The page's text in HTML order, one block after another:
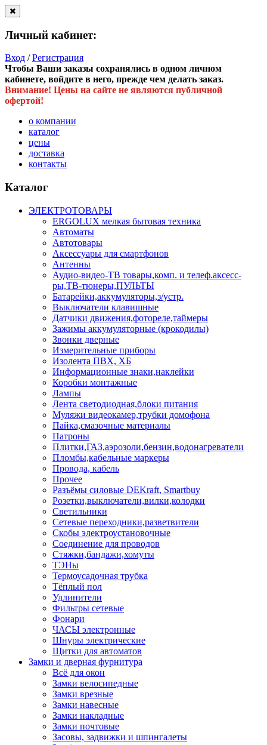
Личный кабинет:
Вход /Регистрация
Чтобы Ваши заказы сохранялись в одном личном
кабинете, войдите в него, прежде чем делать заказ.
Внимание! Цены на сайте не являются публичной
офертой!
о компании
каталог
цены
доставка
контакты
Каталог
ЭЛЕКТРОТОВАРЫ
ERGOLUX мелкая бытовая техника
Автоматы
Автотовары
Аксессуары для смартфонов
Антенны
Аудио-видео-ТВ товары,комп. и телеф.аксесс-
ры,ТВ-тюнеры,ПУЛЬТЫ
Батарейки,аккумуляторы,з/устр.
Выключатели клавишные
Датчики движения,фотореле,таймеры
Зажимы аккумуляторные (крокодилы)
Звонки дверные
Измерительные приборы
Изолента ПВХ, ХБ
Информационные знаки,наклейки
Коробки монтажные
Лампы
Лента светодиодная,блоки питания
Муляжи видеокамер,трубки домофона
Пайка,смазочные материалы
Патроны
Плитки,ГАЗ,аэрозоли,бензин,водонагреватели
Пломбы,кабельные маркеры
Провода, кабель
Прочее
Разъёмы силовые DEKraft, Smartbuy
Розетки,выключатели,вилки,колодки
Светильники
Сетевые переходники,разветвители
Скобы электроустановочные
Соединение для проводов
Стяжки,бандажи,хомуты
ТЭНы
Термоусадочная трубка
Тёплый пол
Удлинители
Фильтры сетевые
Фонари
ЧАСЫ электронные
Шнуры электрические
Щитки для автоматов
Замки и дверная фурнитура
Всё для окон
Замки велосипедные
Замки врезные
Замки навесные
Замки накладные
Замки почтовые
Засовы, задвижки и шпингалеты